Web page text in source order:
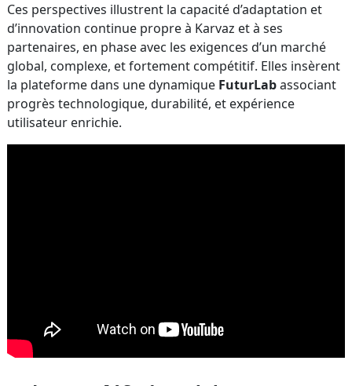
Ces perspectives illustrent la capacité d’adaptation et
d’innovation continue propre à Karvaz et à ses
partenaires, en phase avec les exigences d’un marché
global, complexe, et fortement compétitif. Elles insèrent
la plateforme dans une dynamique FuturLabassociant
progrès technologique, durabilité, et expérience
utilisateur enrichie.